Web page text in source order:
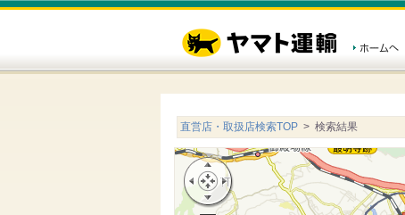
直営店・取扱店検索TOP > 検索結果